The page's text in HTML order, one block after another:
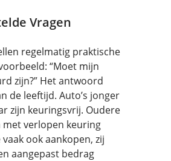
Vragen
regelmatig praktische
“Moet mijn
zijn?” Het antwoord
de leeftijd. Auto’s jonger
zijn keuringsvrij. Oudere
verlopen keuring
ook aankopen, zij
aangepast bedrag